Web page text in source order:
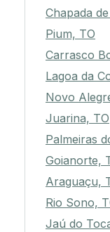
Chapada
Pium, TO
Carrasco
Lagoa da
Novo
Juarina, TO
Palmeiras
Goianorte,
Araguaçu,
Rio Sono,
Jaú do